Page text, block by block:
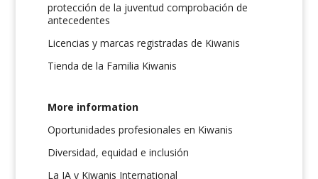
protección de la juventud comprobación de
antecedentes
Licencias y marcas registradas de Kiwanis
Tienda de la Familia Kiwanis
More information
Oportunidades profesionales en Kiwanis
Diversidad, equidad e inclusión
La IA y Kiwanis International